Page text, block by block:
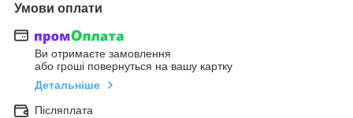
Умови оплати
Ви отримаєте замовлення
або гроші повернуться на вашу картку
Детальніше
Післяплата